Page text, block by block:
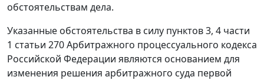
обстоятельствам дела.
Указанные обстоятельства в силу пунктов 3, 4 части
1 статьи 270Арбитражного процессуального кодекса
Российской Федерации являются основанием для
изменения решения арбитражного суда первой